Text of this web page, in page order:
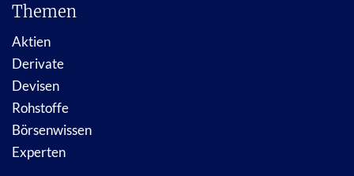
Themen
Aktien
Derivate
Devisen
Rohstoffe
Börsenwissen
Experten